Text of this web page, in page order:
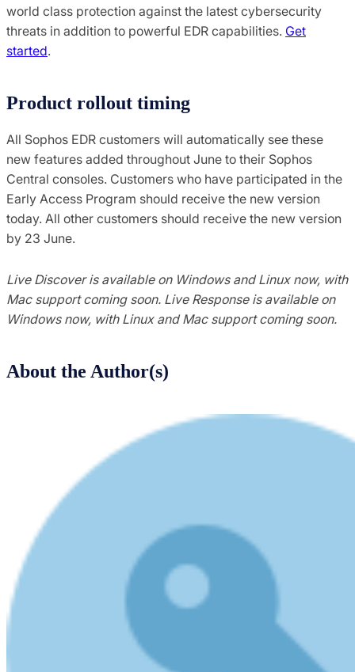
world class protection against the latest cybersecurity
threats in addition to powerful EDR capabilities. Get
started.
Product rollout timing
All Sophos EDR customers will automatically see these
new features added throughout June to their Sophos
Central consoles. Customers who have participated in the
Early Access Program should receive the new version
today. All other customers should receive the new version
by 23 June.
Live Discover is available on Windows and Linux now, with
Mac support coming soon. Live Response is available on
Windows now, with Linux and Mac support coming soon.
About the Author(s)